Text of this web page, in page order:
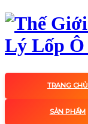
TRANG CHỦ
SẢN PHẨM